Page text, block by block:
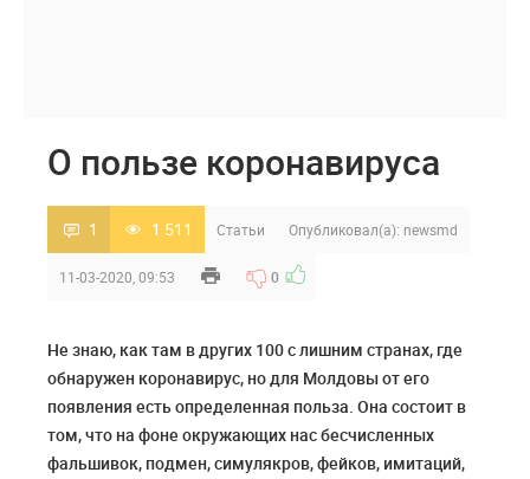
О пользе коронавируса
1 1 511 Статьи Опубликовал(а): newsmd
11-03-2020, 09:53 0
Не знаю, как там в других 100 с лишним странах, где
обнаружен коронавирус, но для Молдовы от его
появления есть определенная польза. Она состоит в
том, что на фоне окружающих нас бесчисленных
фальшивок, подмен, симулякров, фейков, имитаций,